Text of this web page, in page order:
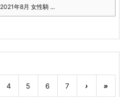
2021年8月 女性騎 ...
4 5 6 7 › »